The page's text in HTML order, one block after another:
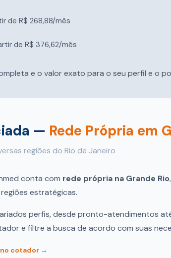
de R$ 268,88/mês
de R$ 376,62/mês
e o valor exato para o seu perfil e o
— Rede Própria em
regiões do Rio de Janeiro
conta com rede própria na Grande Rio
estratégicas.
perfis, desde pronto-atendimentos
e filtre a busca de acordo com suas
cotador →